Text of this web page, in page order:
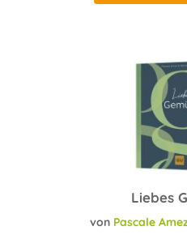
Liebes
von Pascale